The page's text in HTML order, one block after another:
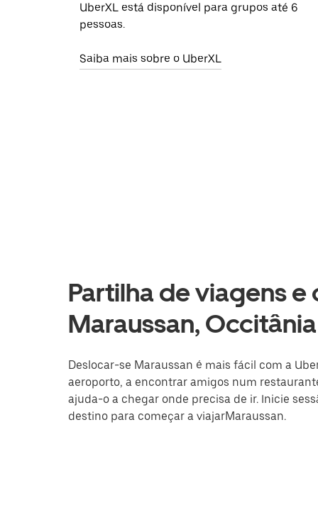
UberXL está disponível para grupos até 6
pessoas.
Saiba mais sobre o UberXL
Partilha de viagens
Maraussan, Occitânia
Deslocar-se Maraussan é mais fácil com a
aeroporto, a encontrar amigos num
ajuda-o a chegar onde precisa de ir. Inicie
destino para começar a viajarMaraussan.